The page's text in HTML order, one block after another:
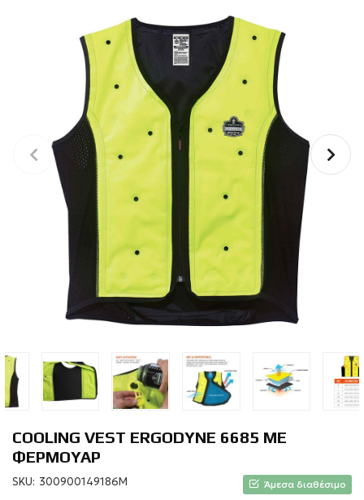
COOLING VEST ERGODYNE 6685 ΜΕ
ΦΕΡΜΟΥΑΡ
SKU: 300900149186M Άμεσα διαθέσιμο